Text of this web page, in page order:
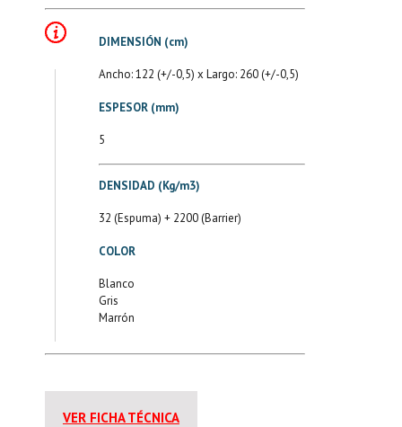
DIMENSIÓN (cm)
Ancho: 122 (+/-0,5) x Largo: 260 (+/-0,5)
ESPESOR (mm)
5
DENSIDAD (Kg/m3)
32 (Espuma) + 2200 (Barrier)
COLOR
Blanco
Gris
Marrón
VER FICHA TÉCNICA